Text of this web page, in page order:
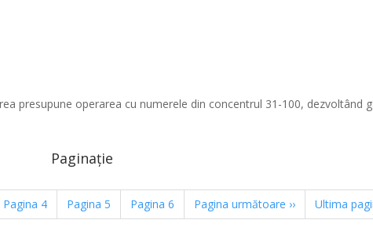
presupune operarea cu numerele din concentrul 31-100, dezvoltând
Paginație
Pagina 4 Pagina5 Pagina6 Pagina următoare ›› Ultima